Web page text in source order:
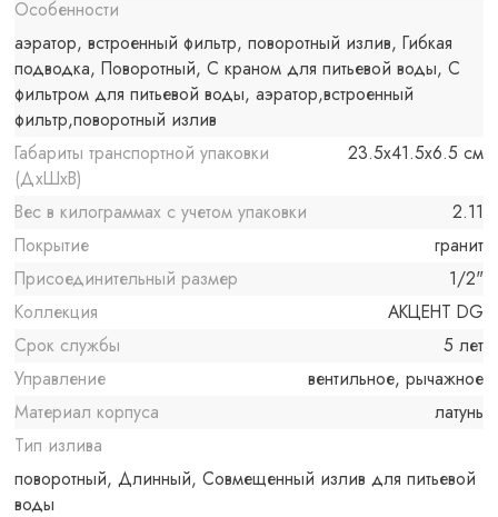
Особенности
аэратор, встроенный фильтр, поворотный излив, Гибкая
подводка, Поворотный, С краном для питьевой воды, С
фильтром для питьевой воды, аэратор,встроенный
фильтр,поворотный излив
Габариты транспортной упаковки
(ДхШхВ)
23.5x41.5x6.5 см
Вес в килограммах с учетом упаковки
2.11
Покрытие
гранит
Присоединительный размер
1/2"
Коллекция
АКЦЕНТ DG
Срок службы
5 лет
Управление
вентильное, рычажное
Материал корпуса
латунь
Тип излива
поворотный, Длинный, Совмещенный излив для питьевой
воды